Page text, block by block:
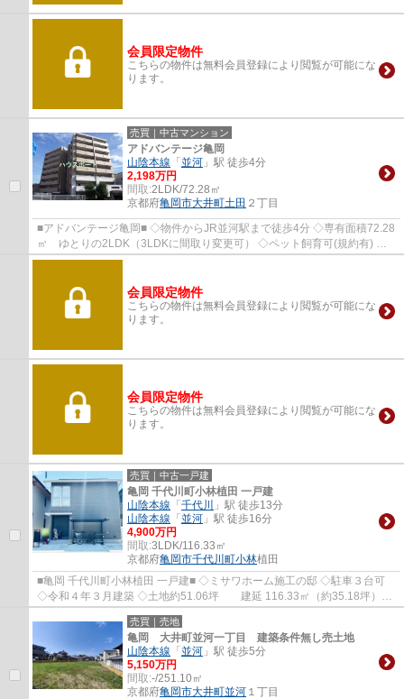
会員限定物件
こちらの物件は無料会員登録により閲覧が可能にな
ります。
売買｜中古マンション
アドバンテージ亀岡
山陰本線 「並河 」駅 徒歩4分
2,198万円
間取:2LDK/72.28㎡
京都府亀岡市大井町土田 ２丁目
■アドバンテージ亀岡■ ◇物件からJR並河駅まで徒歩4分 ◇専有面積72.28
㎡ ゆとりの2LDK（3LDKに間取り変更可） ◇ペット飼育可(規約有) ◇1
階部分 専用庭221.22㎡ ガーデニング楽しめま...
会員限定物件
こちらの物件は無料会員登録により閲覧が可能にな
ります。
会員限定物件
こちらの物件は無料会員登録により閲覧が可能にな
ります。
売買｜中古一戸建
亀岡 千代川町小林植田 一戸建
山陰本線 「千代川
」駅 徒歩13分
山陰本線 「並河 」駅 徒歩16分
4,900万円
間取:3LDK/116.33㎡
京都府亀岡市千代川町小林植田
■亀岡 千代川町小林植田 一戸建■ ◇ミサワホーム施工の邸 ◇駐車３台可
◇令和４年３月建築 ◇土地約51.06坪 建延 116.33㎡（約35.18坪）
3LDK+納戸+WIC
売買｜売地
亀岡 大井町並河一丁目 建築条件無し売土地
山陰本線 「並河 」駅 徒歩5分
5,150万円
間取:-/251.10㎡
京都府亀岡市大井町並河 １丁目